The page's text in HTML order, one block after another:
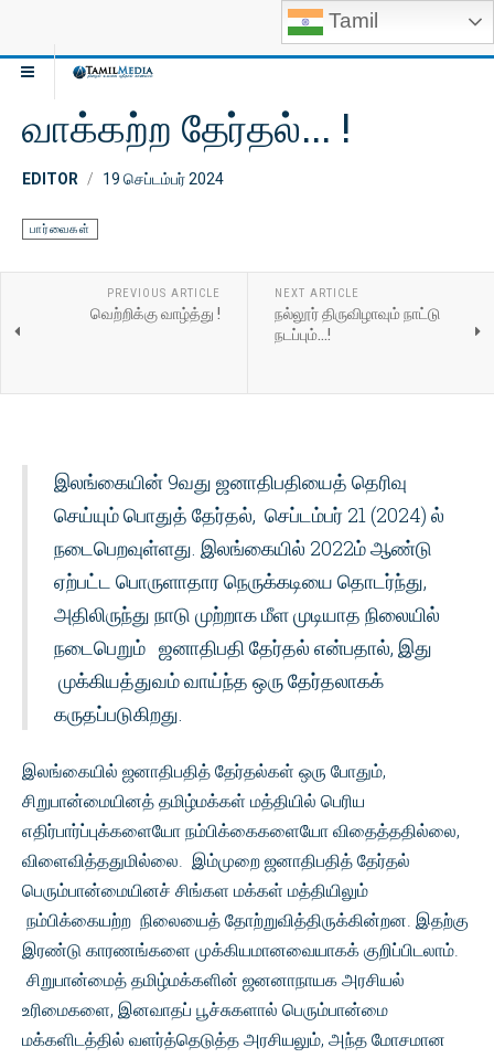
Tamil
வாக்கற்ற தேர்தல்... !
EDITOR 19 செப்டம்பர் 2024
பார்வைகள்
PREVIOUS ARTICLE
வெற்றிக்கு வாழ்த்து !
NEXT ARTICLE
நல்லூர் திருவிழாவும் நாட்டு
நடப்பும்...!
இலங்கையின் 9வது ஜனாதிபதியைத் தெரிவு
செய்யும் பொதுத் தேர்தல், செப்டம்பர் 21 (2024) ல்
நடைபெறவுள்ளது. இலங்கையில் 2022ம் ஆண்டு
ஏற்பட்ட பொருளாதார நெருக்கடியை தொடர்ந்து,
அதிலிருந்து நாடு முற்றாக மீள முடியாத நிலையில்
நடைபெறும் ஜனாதிபதி தேர்தல் என்பதால், இது
முக்கியத்துவம் வாய்ந்த ஒரு தேர்தலாகக்
கருதப்படுகிறது.
இலங்கையில் ஜனாதிபதித் தேர்தல்கள் ஒரு போதும்,
சிறுபான்மையினத் தமிழ்மக்கள் மத்தியில் பெரிய
எதிர்பார்ப்புக்களையோ நம்பிக்கைகளையோ விதைத்ததில்லை,
விளைவித்ததுமில்லை. இம்முறை ஜனாதிபதித் தேர்தல்
பெரும்பான்மையினச் சிங்கள மக்கள் மத்தியிலும்
நம்பிக்கையற்ற நிலையைத் தோற்றுவித்திருக்கின்றன. இதற்கு
இரண்டு காரணங்களை முக்கியமானவையாகக் குறிப்பிடலாம்.
சிறுபான்மைத் தமிழ்மக்களின் ஜனனாநாயக அரசியல்
உரிமைகளை, இனவாதப் பூச்சுகளால் பெரும்பான்மை
மக்களிடத்தில் வளர்த்தெடுத்த அரசியலும், அந்த மோசமான